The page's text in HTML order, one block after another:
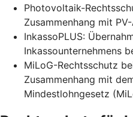
Photovoltaik-
Zusammenhang mit
InkassoPLUS:
Inkassounternehmens
MiLoG-Rechtsschutz
Zusammenhang mit
Mindestlohngesetz